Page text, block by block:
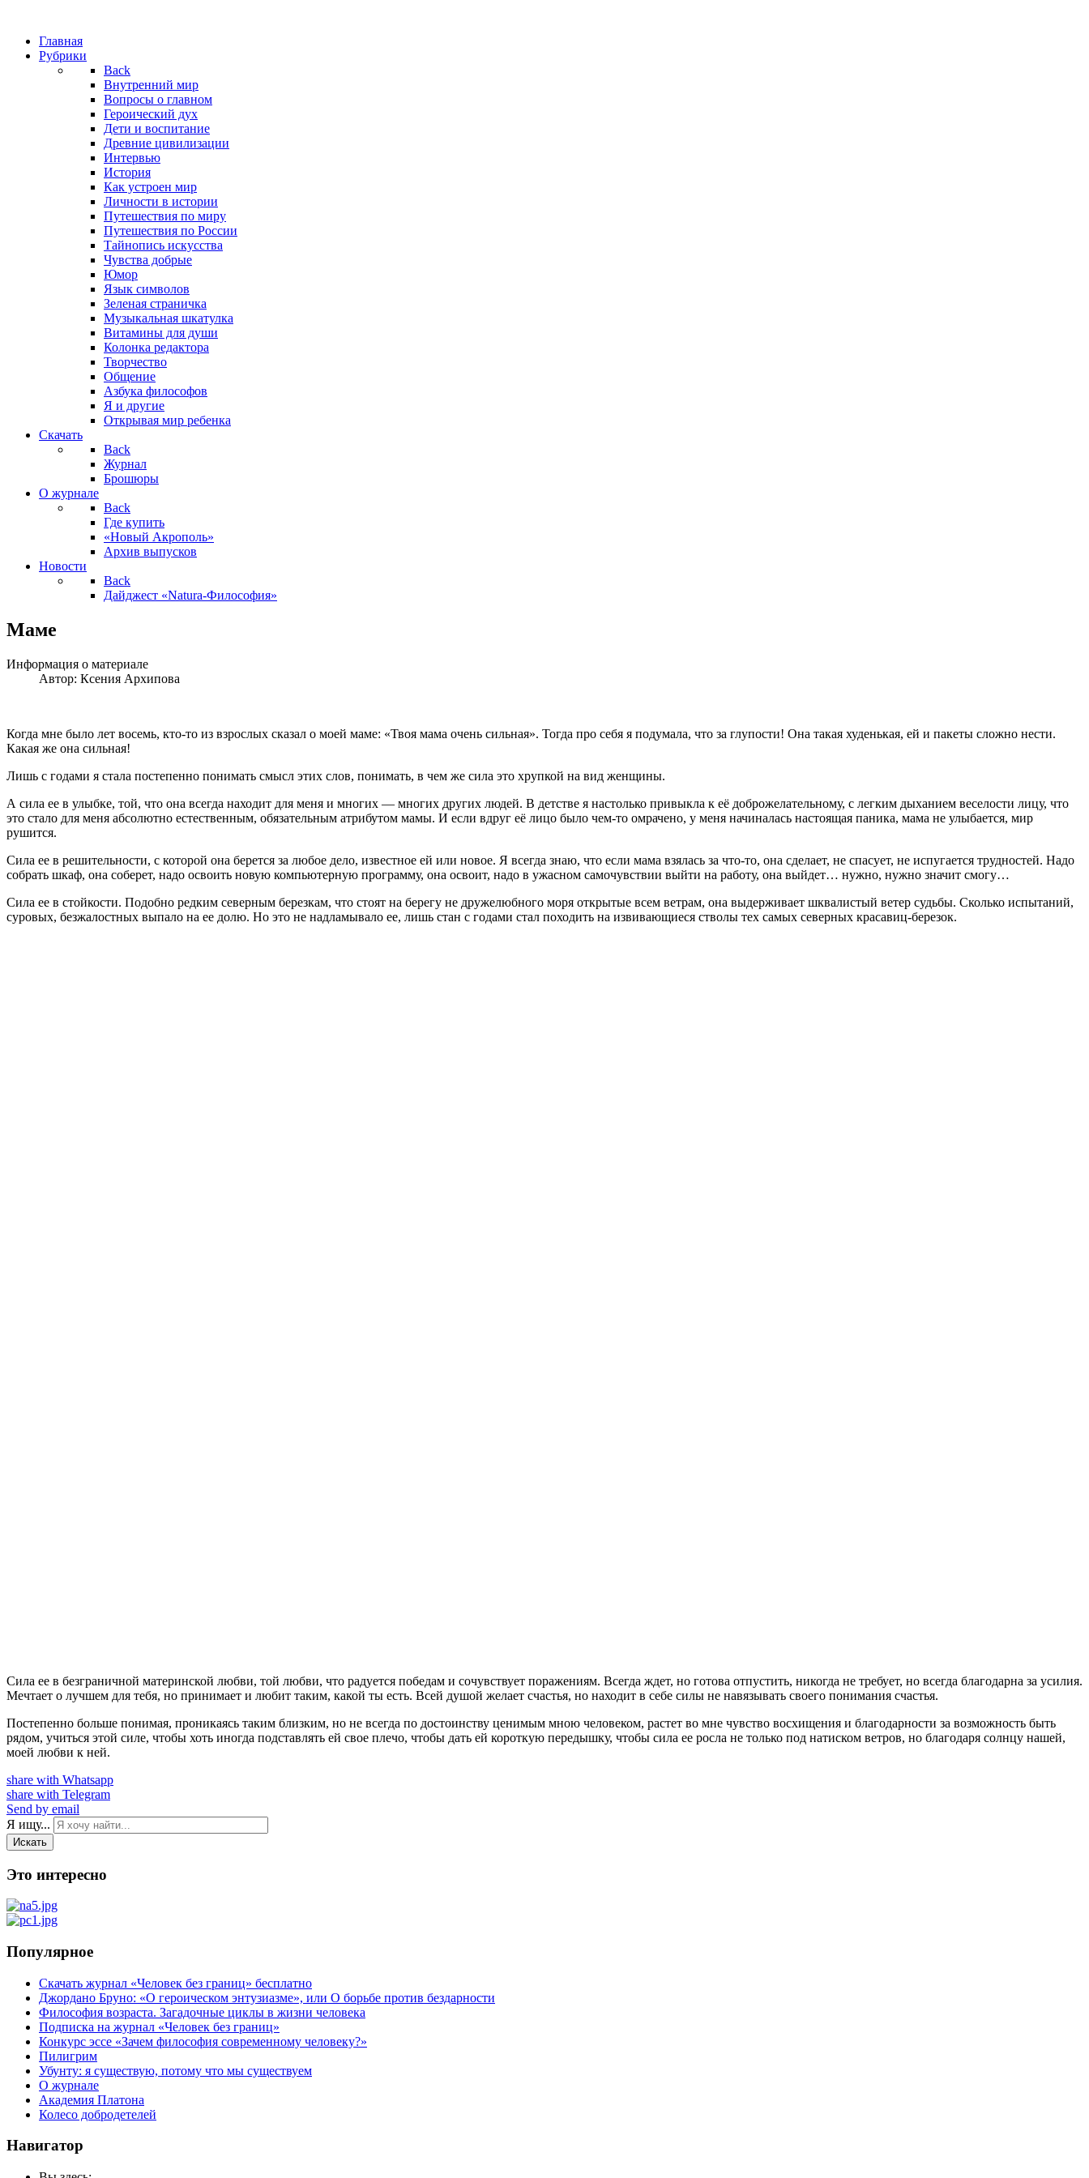
Главная
Рубрики
Back
Внутренний мир
Вопросы о главном
Героический дух
Дети и воспитание
Древние цивилизации
Интервью
История
Как устроен мир
Личности в истории
Путешествия по миру
Путешествия по России
Тайнопись искусства
Чувства добрые
Юмор
Язык символов
Зеленая страничка
Музыкальная шкатулка
Витамины для души
Колонка редактора
Творчество
Общение
Азбука философов
Я и другие
Открывая мир ребенка
Скачать
Back
Журнал
Брошюры
О журнале
Back
Где купить
«Новый Акрополь»
Архив выпусков
Новости
Back
Дайджест «Natura-Философия»
Маме
Информация о материале
Автор: Ксения Архипова
Когда мне было лет восемь, кто-то из взрослых сказал о моей маме: «Твоя мама очень сильная». Тогда про себя я подумала, что за глупости! Она такая худенькая, ей и пакеты сложно нести.
Какая же она сильная!
Лишь с годами я стала постепенно понимать смысл этих слов, понимать, в чем же сила это хрупкой на вид женщины.
А сила ее в улыбке, той, что она всегда находит для меня и многих — многих других людей. В детстве я настолько привыкла к её доброжелательному, с легким дыханием веселости лицу, что
это стало для меня абсолютно естественным, обязательным атрибутом мамы. И если вдруг её лицо было чем-то омрачено, у меня начиналась настоящая паника, мама не улыбается, мир
рушится.
Сила ее в решительности, с которой она берется за любое дело, известное ей или новое. Я всегда знаю, что если мама взялась за что-то, она сделает, не спасует, не испугается трудностей. Надо
собрать шкаф, она соберет, надо освоить новую компьютерную программу, она освоит, надо в ужасном самочувствии выйти на работу, она выйдет… нужно, нужно значит смогу…
Сила ее в стойкости. Подобно редким северным березкам, что стоят на берегу не дружелюбного моря открытые всем ветрам, она выдерживает шквалистый ветер судьбы. Сколько испытаний,
суровых, безжалостных выпало на ее долю. Но это не надламывало ее, лишь стан с годами стал походить на извивающиеся стволы тех самых северных красавиц-березок.
Сила ее в безграничной материнской любви, той любви, что радуется победам и сочувствует поражениям. Всегда ждет, но готова отпустить, никогда не требует, но всегда благодарна за усилия.
Мечтает о лучшем для тебя, но принимает и любит таким, какой ты есть. Всей душой желает счастья, но находит в себе силы не навязывать своего понимания счастья.
Постепенно больше понимая, проникаясь таким близким, но не всегда по достоинству ценимым мною человеком, растет во мне чувство восхищения и благодарности за возможность быть
рядом, учиться этой силе, чтобы хоть иногда подставлять ей свое плечо, чтобы дать ей короткую передышку, чтобы сила ее росла не только под натиском ветров, но благодаря солнцу нашей,
моей любви к ней.
share with Whatsapp
share with Telegram
Send by email
Я ищу...
Искать
Это интересно
Популярное
Скачать журнал «Человек без границ» бесплатно
Джордано Бруно: «О героическом энтузиазме», или О борьбе против бездарности
Философия возраста. Загадочные циклы в жизни человека
Подписка на журнал «Человек без границ»
Конкурс эссе «Зачем философия современному человеку?»
Пилигрим
Убунту: я существую, потому что мы существуем
О журнале
Академия Платона
Колесо добродетелей
Навигатор